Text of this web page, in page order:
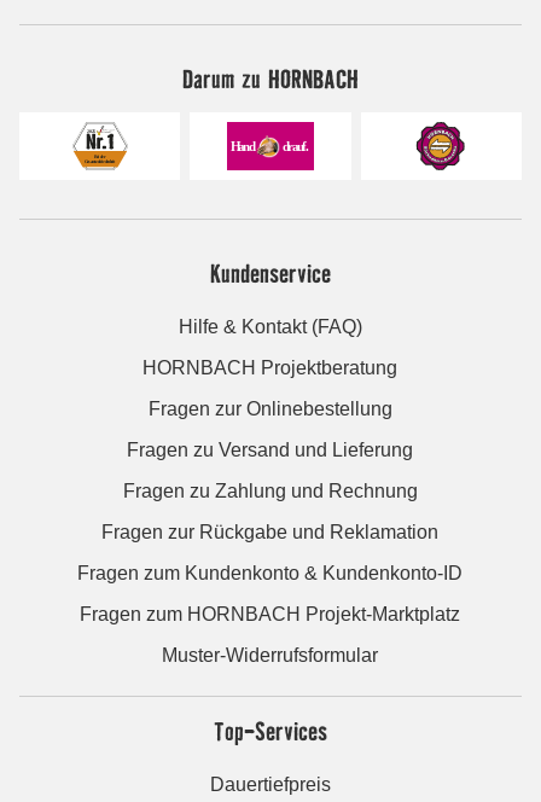
Darum zu HORNBACH
Kundenservice
Hilfe & Kontakt (FAQ)
HORNBACH Projektberatung
Fragen zur Onlinebestellung
Fragen zu Versand und Lieferung
Fragen zu Zahlung und Rechnung
Fragen zur Rückgabe und Reklamation
Fragen zum Kundenkonto & Kundenkonto-ID
Fragen zum HORNBACH Projekt-Marktplatz
Muster-Widerrufsformular
Top-Services
Dauertiefpreis